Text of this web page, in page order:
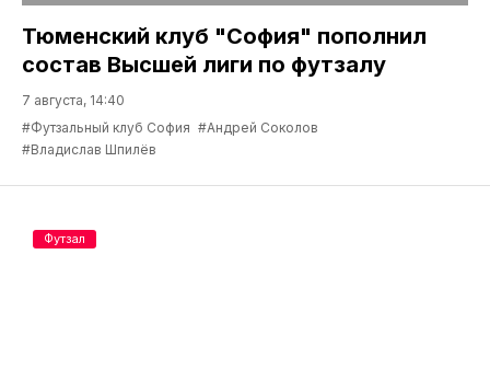
Тюменский клуб "София" пополнил
состав Высшей лиги по футзалу
7 августа, 14:40
#Футзальный клуб София #Андрей Соколов
#Владислав Шпилёв
Футзал